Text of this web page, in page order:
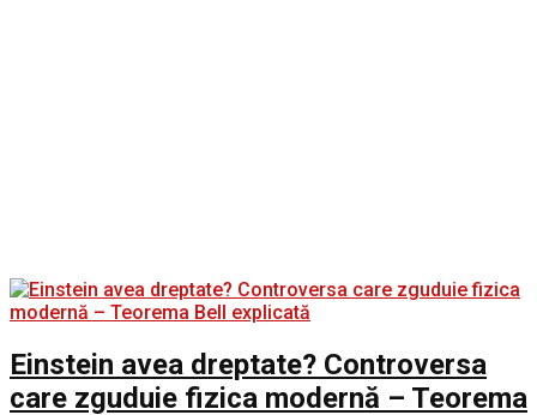
Einstein avea dreptate? Controversa
care zguduie fizica modernă – Teorema